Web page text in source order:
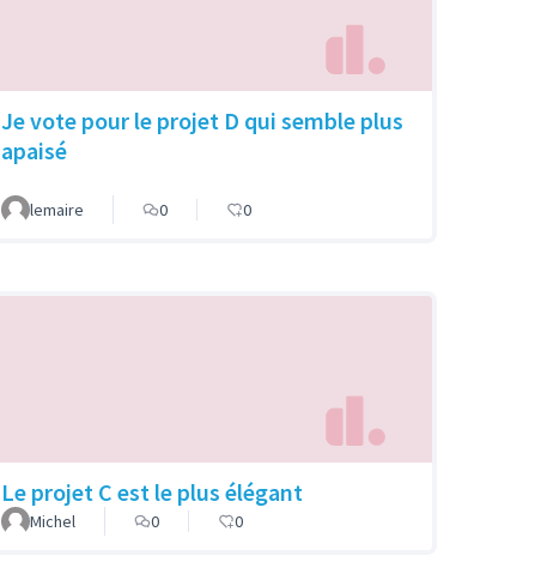
Je vote pour le projet D qui semble plus
apaisé
lemaire 0 0
Le projet C est le plus élégant
Michel 0 0